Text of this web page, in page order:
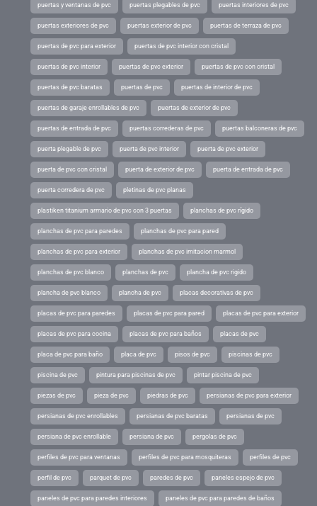
puertas y ventanas de pvc puertas plegables de pvc puertas interiores de pvc
puertas exteriores de pvc puertas exterior de pvc puertas de terraza de pvc
puertas de pvc para exterior puertas de pvc interior con cristal
puertas de pvc interior puertas de pvc exterior puertas de pvc con cristal
puertas de pvc baratas puertas de pvc puertas de interior de pvc
puertas de garaje enrollables de pvc puertas de exterior de pvc
puertas de entrada de pvc puertas correderas de pvc puertas balconeras de pvc
puerta plegable de pvc puerta de pvc interior puerta de pvc exterior
puerta de pvc con cristal puerta de exterior de pvc puerta de entrada de pvc
puerta corredera de pvc pletinas de pvc planas
plastiken titanium armario de pvc con 3 puertas planchas de pvc rígido
planchas de pvc para paredes planchas de pvc para pared
planchas de pvc para exterior planchas de pvc imitacion marmol
planchas de pvc blanco planchas de pvc plancha de pvc rigido
plancha de pvc blanco plancha de pvc placas decorativas de pvc
placas de pvc para paredes placas de pvc para pared placas de pvc para exterior
placas de pvc para cocina placas de pvc para baños placas de pvc
placa de pvc para baño placa de pvc pisos de pvc piscinas de pvc
piscina de pvc pintura para piscinas de pvc pintar piscina de pvc
piezas de pvc pieza de pvc piedras de pvc persianas de pvc para exterior
persianas de pvc enrollables persianas de pvc baratas persianas de pvc
persiana de pvc enrollable persiana de pvc pergolas de pvc
perfiles de pvc para ventanas perfiles de pvc para mosquiteras perfiles de pvc
perfil de pvc parquet de pvc paredes de pvc paneles espejo de pvc
paneles de pvc para paredes interiores paneles de pvc para paredes de baños